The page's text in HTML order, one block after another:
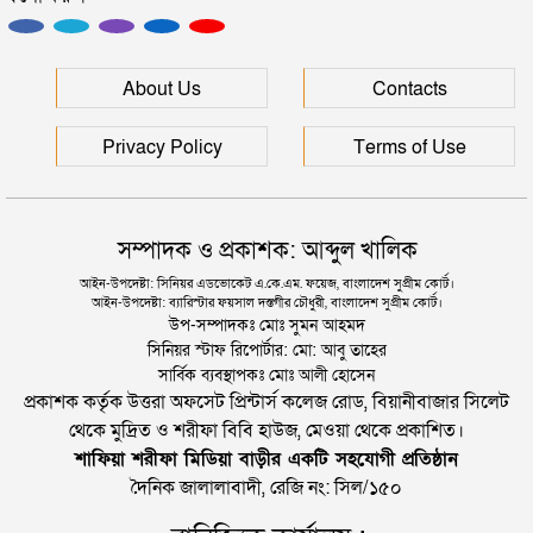
প্রধানমন্ত্রী
সিলেটে আরও দুইজনের মৃত্যু, হাসপাতালে ৩ শতাধিক
About Us Contacts
Privacy Policy Terms of Use
সম্পাদক ও প্রকাশক: আব্দুল খালিক
আইন-উপদেষ্টা: সিনিয়র এডভোকেট এ.কে.এম. ফয়েজ, বাংলাদেশ সুপ্রীম কোর্ট।
আইন-উপদেষ্টা: ব্যারিস্টার ফয়সাল দস্তগীর চৌধুরী, বাংলাদেশ সুপ্রীম কোর্ট।
উপ-সম্পাদকঃ মোঃ সুমন আহমদ
সিনিয়র স্টাফ রিপোর্টার: মো: আবু তাহের
সার্বিক ব্যবস্থাপকঃ মোঃ আলী হোসেন
প্রকাশক কর্তৃক উত্তরা অফসেট প্রিন্টার্স কলেজ রোড, বিয়ানীবাজার সিলেট
থেকে মুদ্রিত ও শরীফা বিবি হাউজ, মেওয়া থেকে প্রকাশিত।
শাফিয়া শরীফা মিডিয়া বাড়ীর একটি সহযোগী প্রতিষ্ঠান
দৈনিক জালালাবাদী, রেজি নং: সিল/১৫০